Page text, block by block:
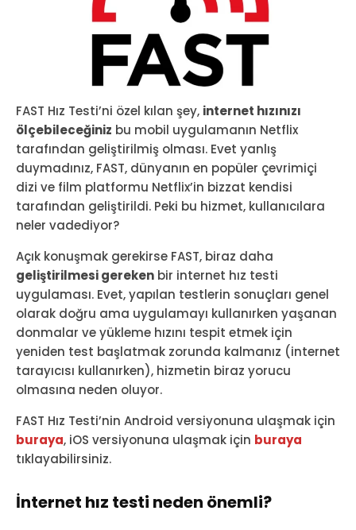
FAST Hız Testi’ni özel kılan şey, internet hızınızı
ölçebileceğiniz bu mobil uygulamanın Netflix
tarafından geliştirilmiş olması. Evet yanlış
duymadınız, FAST, dünyanın en popüler çevrimiçi
dizi ve film platformu Netflix’in bizzat kendisi
tarafından geliştirildi. Peki bu hizmet, kullanıcılara
neler vadediyor?
Açık konuşmak gerekirse FAST, biraz daha
geliştirilmesi gereken bir internet hız testi
uygulaması. Evet, yapılan testlerin sonuçları genel
olarak doğru ama uygulamayı kullanırken yaşanan
donmalar ve yükleme hızını tespit etmek için
yeniden test başlatmak zorunda kalmanız (internet
tarayıcısı kullanırken), hizmetin biraz yorucu
olmasına neden oluyor.
FAST Hız Testi’nin Android versiyonuna ulaşmak için
buraya, iOS versiyonuna ulaşmak için buraya
tıklayabilirsiniz.
İnternet hız testi neden önemli?